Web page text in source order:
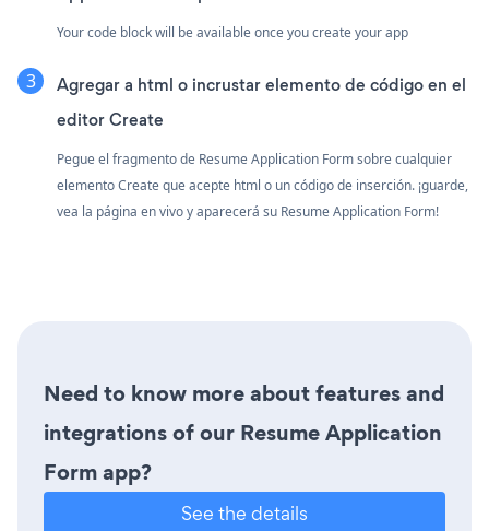
Your code block will be available once you create your app
Agregar a html o incrustar elemento de código en el
editor Create
Pegue el fragmento de Resume Application Form sobre cualquier
elemento Create que acepte html o un código de inserción. ¡guarde,
vea la página en vivo y aparecerá su Resume Application Form!
Need to know more about features and
integrations of our Resume Application
Form app?
See the details